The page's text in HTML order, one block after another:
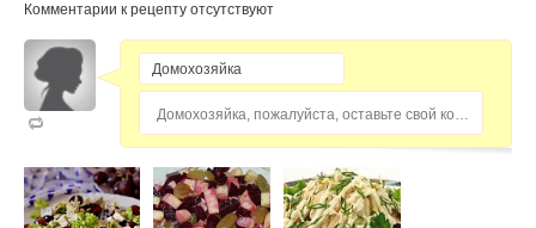
Комментарии к рецепту отсутствуют
Домохозяйка, пожалуйста, оставьте свой комментарий...